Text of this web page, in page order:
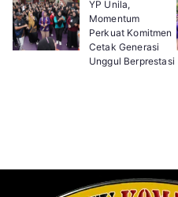
YP Unila,
Momentum
Perkuat Komitmen
Cetak Generasi
Unggul Berprestasi